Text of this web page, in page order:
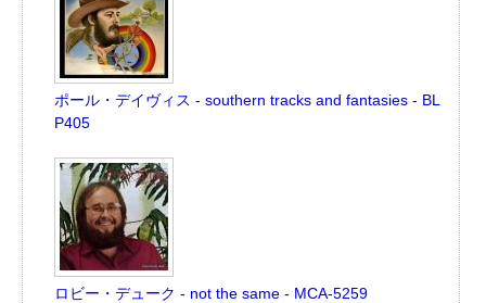
ポール・デイヴィス - southern tracks and fantasies - BL
P405
ロビー・デューク - not the same - MCA-5259